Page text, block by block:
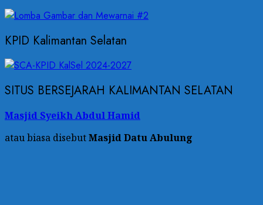
KPID Kalimantan Selatan
SITUS BERSEJARAH KALIMANTAN SELATAN
Masjid Syeikh Abdul Hamid
atau biasa disebutMasjid Datu Abulung